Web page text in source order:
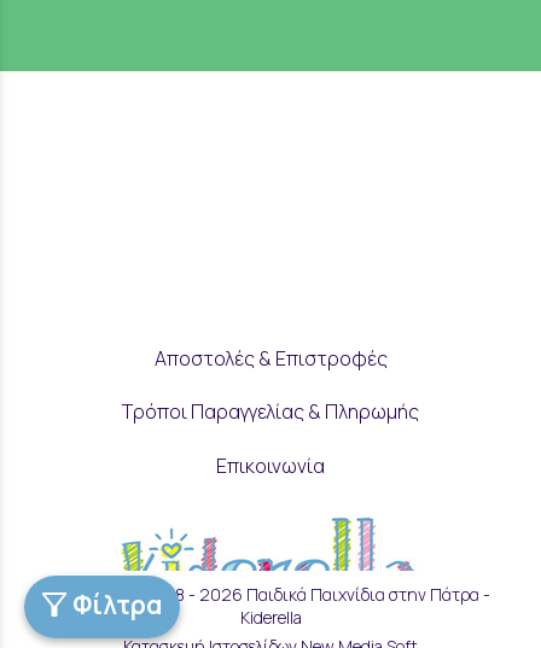
Φίλτρα
Αποστολές & Επιστροφές
Τρόποι Παραγγελίας & Πληρωμής
Επικοινωνία
Μάθετε για εμάς
Copyright © 2018 - 2026 Παιδικά Παιχνίδια στην Πάτρα -
Kiderella